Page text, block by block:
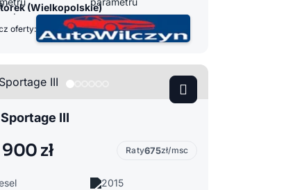
(Wielkopolskie)
oferty:
III
zł Raty675zł/msc
2015